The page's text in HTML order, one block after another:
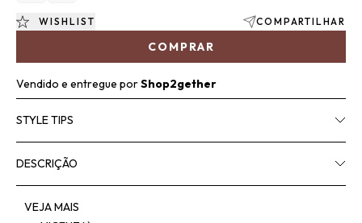
COMPRAR
WISHLIST COMPARTILHAR
Vendido e entregue porShop2gether
STYLE TIPS
DESCRIÇÃO
VEJA MAIS